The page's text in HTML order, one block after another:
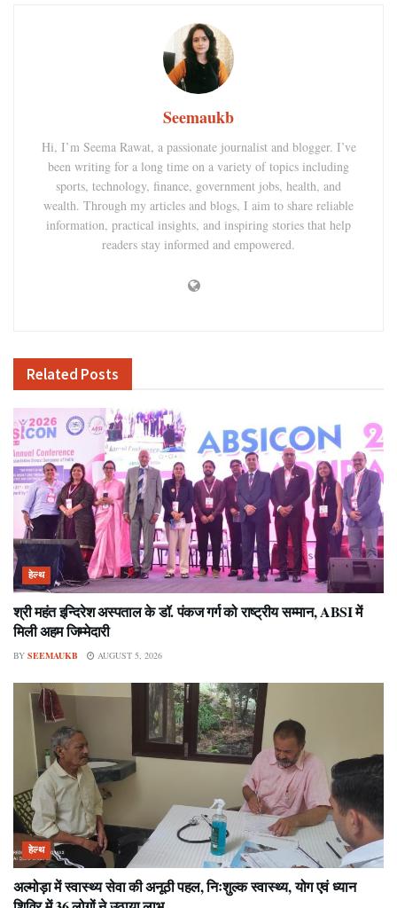
Seemaukb
Hi, I’m Seema Rawat, a passionate journalist and blogger. I’ve
been writing for a long time on a variety of topics including
sports, technology, finance, government jobs, health, and
wealth. Through my articles and blogs, I aim to share reliable
information, practical insights, and inspiring stories that help
readers stay informed and empowered.
Related Posts
हेल्थ
श्री महंत इन्दिरेश अस्पताल के डॉ. पंकज गर्ग को राष्ट्रीय सम्मान, ABSI में
मिली अहम जिम्मेदारी
BY SEEMAUKB AUGUST 5, 2026
हेल्थ
अल्मोड़ा में स्वास्थ्य सेवा की अनूठी पहल, निःशुल्क स्वास्थ्य, योग एवं ध्यान